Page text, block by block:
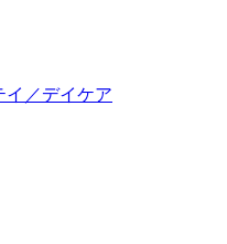
イ／デイケア